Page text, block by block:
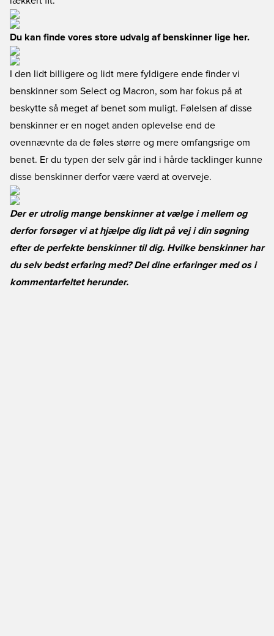
Du kan finde vores store udvalg af benskinner lige her.
I den lidt billigere og lidt mere fyldigere ende finder vi
benskinner som Select og Macron, som har fokus på at
beskytte så meget af benet som muligt. Følelsen af disse
benskinner er en noget anden oplevelse end de
ovennævnte da de føles større og mere omfangsrige om
benet. Er du typen der selv går ind i hårde tacklinger kunne
disse benskinner derfor være værd at overveje.
Der er utrolig mange benskinner at vælge i mellem og
derfor forsøger vi at hjælpe dig lidt på vej i din søgning
efter de perfekte benskinner til dig. Hvilke benskinner har
du selv bedst erfaring med? Del dine erfaringer med os i
kommentarfeltet herunder.